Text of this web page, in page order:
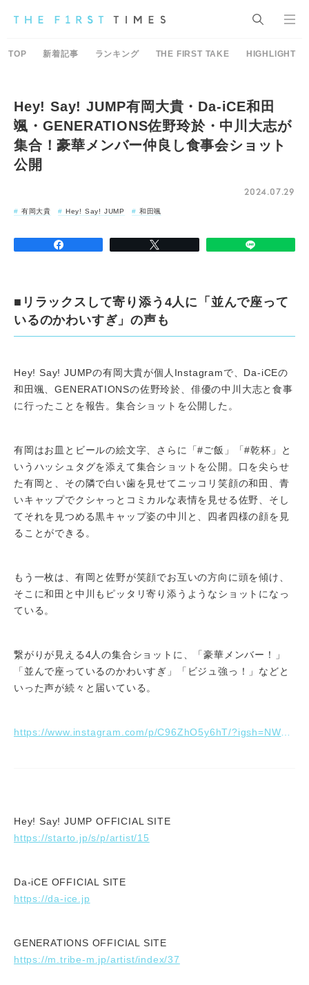
TOP 新着記事 ランキング THE FIRST TAKE HIGHLIGHT
Hey! Say! JUMP有岡大貴・Da-iCE和田
颯・GENERATIONS佐野玲於・中川大志が
集合！豪華メンバー仲良し食事会ショット
公開
2024.07.29
有岡大貴 Hey! Say! JUMP 和田颯
■リラックスして寄り添う4人に「並んで座って
いるのかわいすぎ」の声も
Hey! Say! JUMPの有岡大貴が個人Instagramで、Da-iCEの
和田颯、GENERATIONSの佐野玲於、俳優の中川大志と食事
に行ったことを報告。集合ショットを公開した。
有岡はお皿とビールの絵文字、さらに「#ご飯」「#乾杯」と
いうハッシュタグを添えて集合ショットを公開。口を尖らせ
た有岡と、その隣で白い歯を見せてニッコリ笑顔の和田、青
いキャップでクシャっとコミカルな表情を見せる佐野、そし
てそれを見つめる黒キャップ姿の中川と、四者四様の顔を見
ることができる。
もう一枚は、有岡と佐野が笑顔でお互いの方向に頭を傾け、
そこに和田と中川もピッタリ寄り添うようなショットになっ
ている。
繋がりが見える4人の集合ショットに、「豪華メンバー！」
「並んで座っているのかわいすぎ」「ビジュ強っ！」などと
いった声が続々と届いている。
Hey! Say! JUMP OFFICIAL SITE
https://starto.jp/s/p/artist/15
Da-iCE OFFICIAL SITE
https://da-ice.jp
GENERATIONS OFFICIAL SITE
https://m.tribe-m.jp/artist/index/37